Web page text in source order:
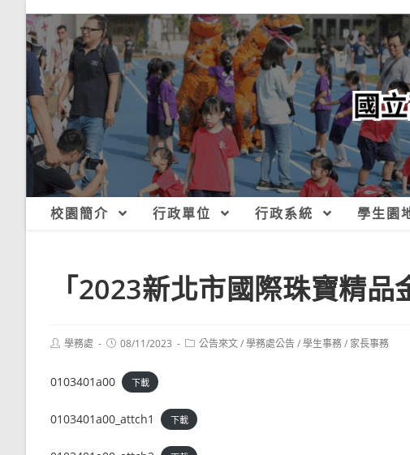
校園簡介 行政單位 行政系統 學生園
「2023新北市國際珠寶精
Post學務處
Post08/11/2023
Post公告來文/學務處公告/學生事務/ 家長事務
0103401a00 下載
0103401a00_attch1 下載